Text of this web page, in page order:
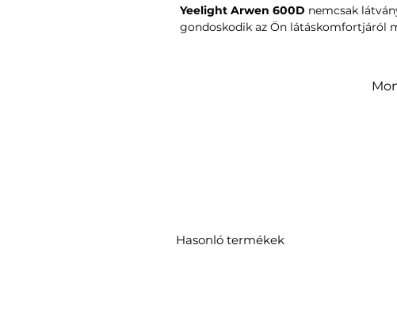
Yeelight Arwen 600D nemcsak
gondoskodik az Ön látáskomfortjáról
Hasonló termékek